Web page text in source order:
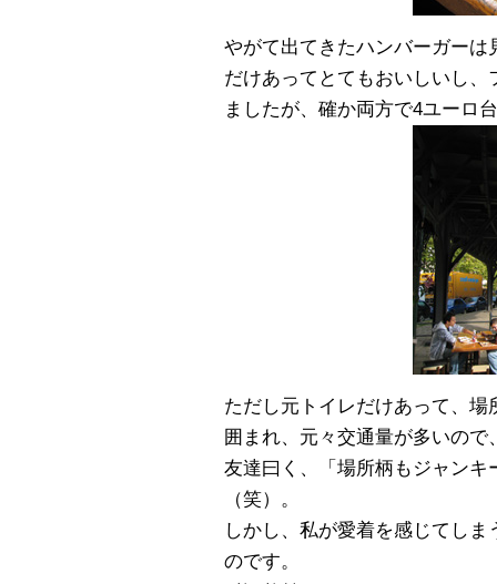
やがて出てきたハンバーガー
だけあってとてもおいしいし
ましたが、確か両方で4ユーロ
ただし元トイレだけあって、
囲まれ、元々交通量が多いの
友達曰く、「場所柄もジャン
（笑）。
しかし、私が愛着を感じてし
のです。